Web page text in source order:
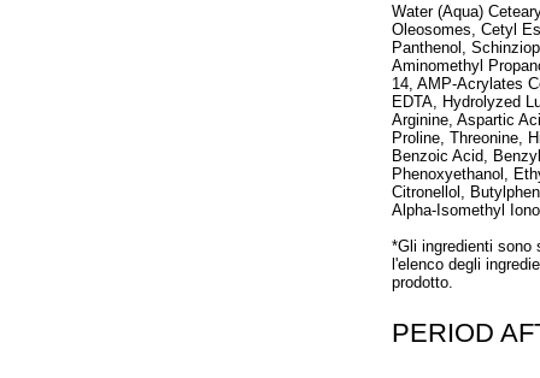
Water (Aqua)
Oleosomes, Cetyl
Panthenol,
Aminomethyl
14, AMP-Acrylates
EDTA, Hydrolyzed
Arginine, Aspartic
Proline, Threonine,
Benzoic Acid,
Phenoxyethanol,
Citronellol,
Alpha-Isomethyl
*Gli ingredienti sono
l'elenco degli
prodotto.
PERIOD